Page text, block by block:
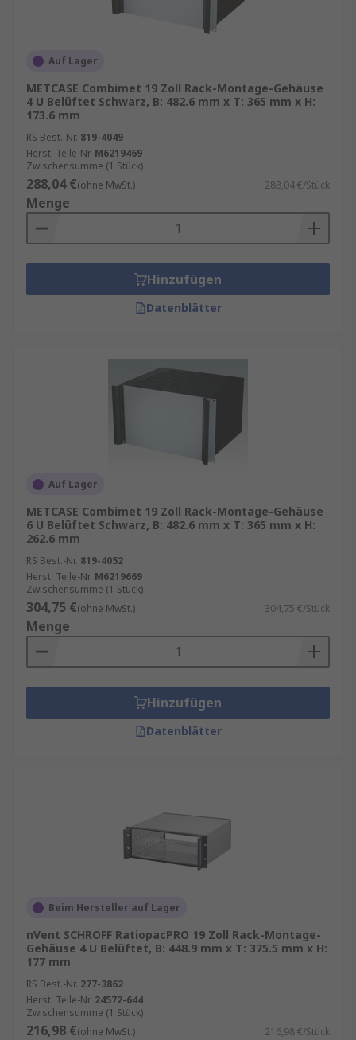
Auf Lager
METCASE Combimet 19 Zoll Rack-Montage-Gehäuse
4 U Belüftet Schwarz, B: 482.6 mm x T: 365 mm x H:
173.6 mm
RS Best.-Nr. 819-4049
Herst. Teile-Nr. M6219469
Zwischensumme (1 Stück)
288,04 €(ohne MwSt.) 288,04 €/Stück
Menge
Hinzufügen
Datenblätter
Auf Lager
METCASE Combimet 19 Zoll Rack-Montage-Gehäuse
6 U Belüftet Schwarz, B: 482.6 mm x T: 365 mm x H:
262.6 mm
RS Best.-Nr. 819-4052
Herst. Teile-Nr. M6219669
Zwischensumme (1 Stück)
304,75 €(ohne MwSt.) 304,75 €/Stück
Menge
Hinzufügen
Datenblätter
Beim Hersteller auf Lager
nVent SCHROFF RatiopacPRO 19 Zoll Rack-Montage-
Gehäuse 4 U Belüftet, B: 448.9 mm x T: 375.5 mm x H:
177 mm
RS Best.-Nr. 277-3862
Herst. Teile-Nr. 24572-644
Zwischensumme (1 Stück)
216,98 €(ohne MwSt.) 216,98 €/Stück